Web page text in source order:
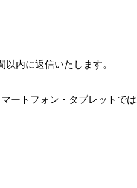
内に返信いたします。
ートフォン・タブレットで